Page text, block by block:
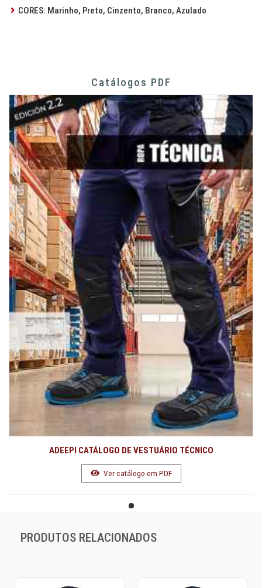
CORES: Marinho, Preto, Cinzento, Branco, Azulado
Catálogos PDF
ADEEPI CATÁLOGO DE VESTUÁRIO TÉCNICO
Ver catálogo em PDF
PRODUTOS RELACIONADOS